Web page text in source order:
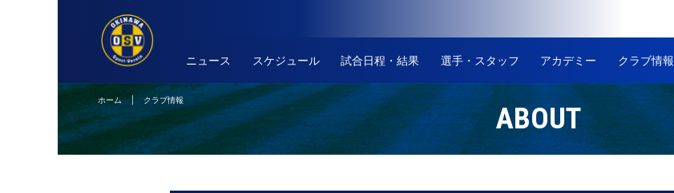
ニュース スケジュール 試合日程・結果 選手・スタッフ アカデミー クラブ情報
ホーム| クラブ情報